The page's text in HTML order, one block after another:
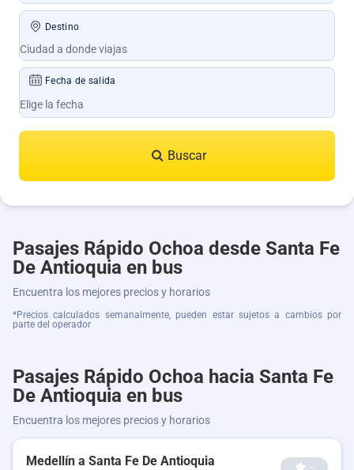
Destino
Fecha de salida
Buscar
Pasajes Rápido Ochoa desde Santa Fe
De Antioquia en bus
Encuentra los mejores precios y horarios
*Precios calculados semanalmente, pueden estar sujetos a cambios por
parte del operador
Pasajes Rápido Ochoa hacia Santa Fe
De Antioquia en bus
Encuentra los mejores precios y horarios
Medellín a Santa Fe De Antioquia --